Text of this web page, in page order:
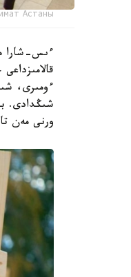
Астаны
ءىس-شارا
ءومىرى،
شىڭدادى.
ورنى مەن